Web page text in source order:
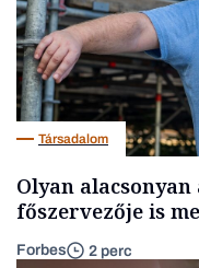
Társadalom
Olyan alacsonyan
főszervezője is
Forbes 2 perc